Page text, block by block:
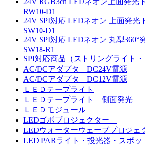
24V RGB3ch LEDネオン上面発光
RW10-D1
24V SPI対応 LEDネオン 上面発光
SW10-D1
24V SPI対応 LEDネオン 丸型360°
SW18-R1
SPI対応商品（ストリングライト
AC/DCアダプタ DC24V電源
AC/DCアダプタ DC12V電源
ＬＥＤテープライト
ＬＥＤテープライト 側面発光
ＬＥＤモジュール
LEDゴボプロジェクター
LEDウォーターウェーブプロジ
LED PARライト・投光器・スポッ